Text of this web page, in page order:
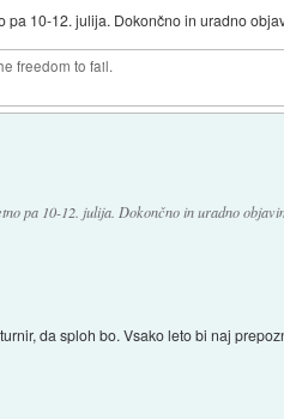
pa 10-12. julija. Dokončno in uradno
freedom to fail.
pa 10-12. julija. Dokončno in uradno
da sploh bo. Vsako leto bi naj